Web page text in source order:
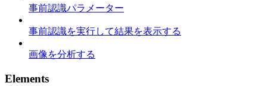
事前認識パラメーター
事前認識を実行して結果を表示する
画像を分析する
Elements